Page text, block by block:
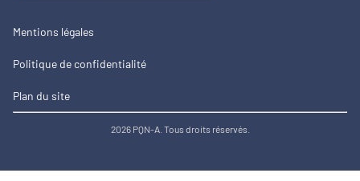
Mentions légales
Politique de confidentialité
Plan du site
2026 PQN-A. Tous droits réservés.